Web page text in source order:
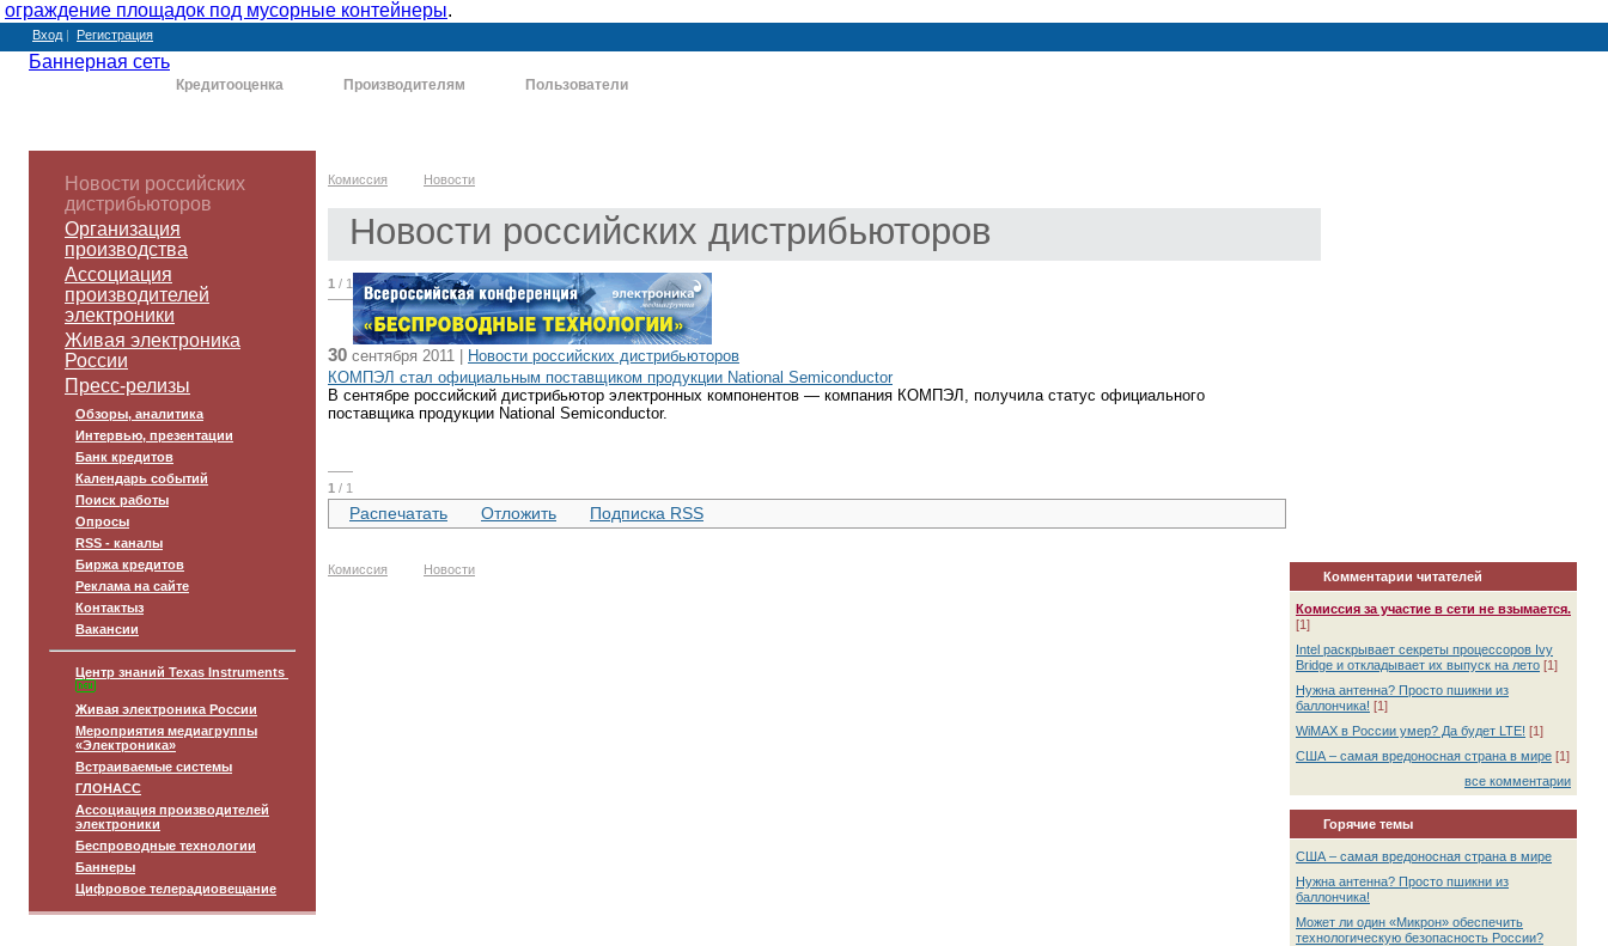
ограждение площадок под мусорные контейнеры.
Вход | Регистрация
Баннерная сеть
Кредитооценка Производителям Пользователи
Новости российских
дистрибьюторов
Организация
производства
Ассоциация
производителей
электроники
Живая электроника
России
Пресс-релизы
Обзоры, аналитика
Интервью, презентации
Банк кредитов
Календарь событий
Поиск работы
Опросы
RSS - каналы
Биржа кредитов
Реклама на сайте
Контактыз
Вакансии
Центр знаний Texas Instruments
Живая электроника России
Мероприятия медиагруппы
«Электроника»
Встраиваемые системы
ГЛОНАСС
Ассоциация производителей
электроники
Беспроводные технологии
Баннеры
Цифровое телерадиовещание
Комиссия Новости
Новости российских дистрибьюторов
1 / 1
30 сентября 2011 |
Новости российских дистрибьюторов
КОМПЭЛ стал официальным поставщиком продукции National Semiconductor
В сентябре российский дистрибьютор электронных компонентов — компания КОМПЭЛ, получила статус официального
поставщика продукции National Semiconductor.
1 / 1
Распечатать Отложить Подписка RSS
Комиссия Новости Комментарии читателей
Комиссия за участие в сети не взымается.
[1]
Intel раскрывает секреты процессоров Ivy
Bridge и откладывает их выпуск на лето [1]
Нужна антенна? Просто пшикни из
баллончика! [1]
WiMAX в России умер? Да будет LTE! [1]
США – самая вредоносная страна в мире [1]
все комментарии
Горячие темы
США – самая вредоносная страна в мире
Нужна антенна? Просто пшикни из
баллончика!
Может ли один «Микрон» обеспечить
технологическую безопасность России?